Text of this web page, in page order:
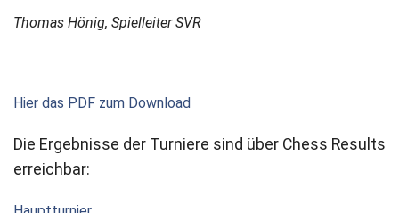
Thomas Hönig, Spielleiter SVR
Hier das PDF zum Download
Die Ergebnisse der Turniere sind über Chess Results
erreichbar: